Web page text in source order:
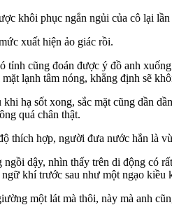
khôi phục ngắn ngủi của cô lại
xuất hiện ảo giác rồi.
cũng đoán được ý đồ anh
lạnh tâm nóng, khẳng định sẽ
hạ sốt xong, sắc mặt cũng dần
quá chân thật.
thích hợp, người đưa nước hẳn là
dậy, nhìn thấy trên di động có
khí trước sau như một ngạo
một lát mà thôi, này mà anh